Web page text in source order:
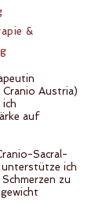
&
Cranio Austria)
auf
Sacral-
ich
zu